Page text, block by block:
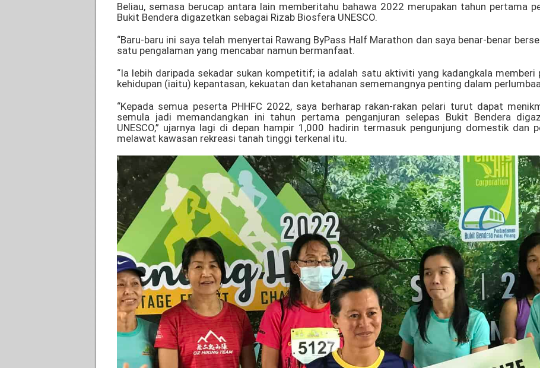
Beliau, semasa berucap antara lain memberitahu bahawa 2022 merupakan tahun pertama
Bukit Bendera digazetkan sebagai Rizab Biosfera UNESCO.
“Baru-baru ini saya telah menyertai Rawang ByPass Half Marathon dan saya benar-benar
satu pengalaman yang mencabar namun bermanfaat.
“Ia lebih daripada sekadar sukan kompetitif; ia adalah satu aktiviti yang kadangkala
kehidupan (iaitu) kepantasan, kekuatan dan ketahanan sememangnya penting dalam
“Kepada semua peserta PHHFC 2022, saya berharap rakan-rakan pelari turut dapat
semula jadi memandangkan ini tahun pertama penganjuran selepas Bukit Bendera
UNESCO,” ujarnya lagi di depan hampir 1,000 hadirin termasuk pengunjung domestik dan
melawat kawasan rekreasi tanah tinggi terkenal itu.